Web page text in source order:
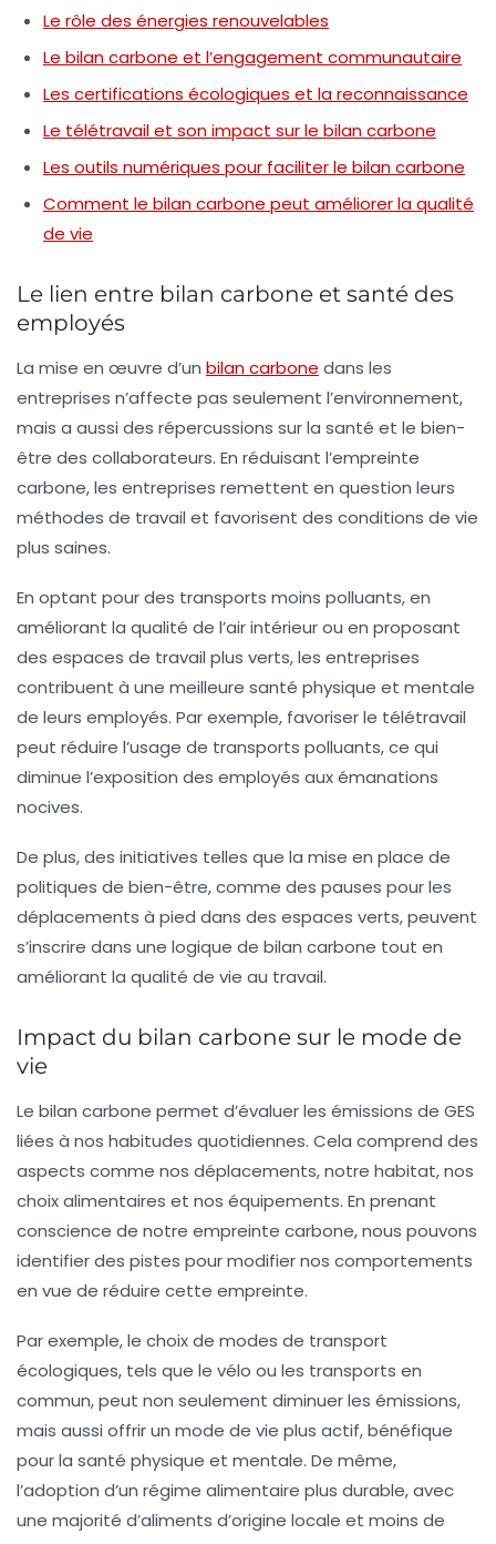
Le rôle des énergies renouvelables
Le bilan carbone et l’engagement communautaire
Les certifications écologiques et la reconnaissance
Le télétravail et son impact sur le bilan carbone
Les outils numériques pour faciliter le bilan carbone
Comment le bilan carbone peut améliorer la qualité
de vie
Le lien entre bilan carbone et santé des
employés
La mise en œuvre d’un bilan carbone dans les
entreprises n’affecte pas seulement l’environnement,
mais a aussi des répercussions sur la santé et le bien-
être des collaborateurs. En réduisant l’empreinte
carbone, les entreprises remettent en question leurs
méthodes de travail et favorisent des conditions de vie
plus saines.
En optant pour des transports moins polluants, en
améliorant la qualité de l’air intérieur ou en proposant
des espaces de travail plus verts, les entreprises
contribuent à une meilleure santé physique et mentale
de leurs employés. Par exemple, favoriser le télétravail
peut réduire l’usage de transports polluants, ce qui
diminue l’exposition des employés aux émanations
nocives.
De plus, des initiatives telles que la mise en place de
politiques de bien-être, comme des pauses pour les
déplacements à pied dans des espaces verts, peuvent
s’inscrire dans une logique de bilan carbone tout en
améliorant la qualité de vie au travail.
Impact du bilan carbone sur le mode de
vie
Le bilan carbone permet d’évaluer les émissions de GES
liées à nos habitudes quotidiennes. Cela comprend des
aspects comme nos déplacements, notre habitat, nos
choix alimentaires et nos équipements. En prenant
conscience de notre empreinte carbone, nous pouvons
identifier des pistes pour modifier nos comportements
en vue de réduire cette empreinte.
Par exemple, le choix de modes de transport
écologiques, tels que le vélo ou les transports en
commun, peut non seulement diminuer les émissions,
mais aussi offrir un mode de vie plus actif, bénéfique
pour la santé physique et mentale. De même,
l’adoption d’un régime alimentaire plus durable, avec
une majorité d’aliments d’origine locale et moins de